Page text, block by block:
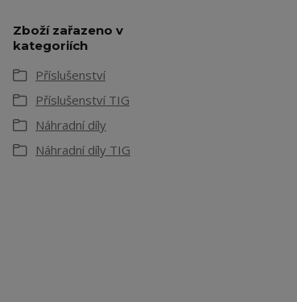
Zboží zařazeno v
kategoriích
Příslušenství
Příslušenství TIG
Náhradní díly
Náhradní díly TIG